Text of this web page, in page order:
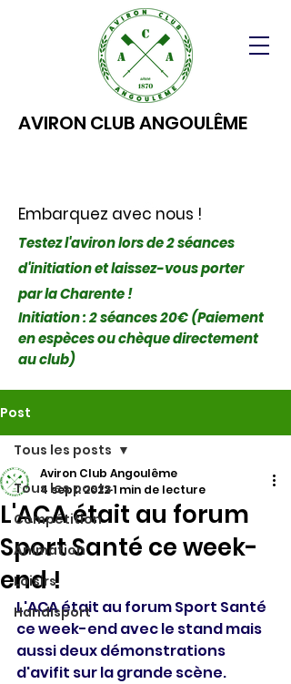
AVIRON CLUB ANGOULÊME
Embarquez avec nous !
Testez l'aviron lors de 2 séances
d'initiation et laissez-vous porter
par la Charente !
Initiation : 2 séances 20€ (Paiement
en espèces ou chèque directement
au club)
Post
Tous les posts
Compétition
Animation
Loisirs
Handisport
Tous les posts
L'ACA était au forum
Sport Santé ce week-
end !
Aviron Club Angoulême
4 sept. 20221 min de lecture
L'ACA était au forum Sport Santé
ce week-end avec le stand mais
aussi deux démonstrations
d'avifit sur la grande scène.